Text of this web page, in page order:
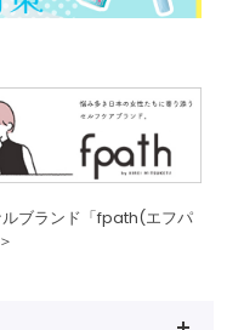
ブランド「fpath(エフパ